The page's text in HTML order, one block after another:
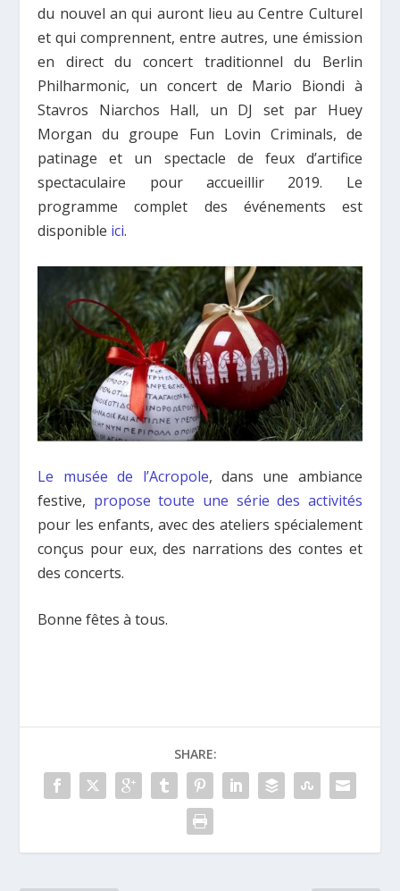
du nouvel an qui auront lieu au Centre Culturel
et qui comprennent, entre autres, une émission
en direct du concert traditionnel du Berlin
Philharmonic, un concert de Mario Biondi à
Stavros Niarchos Hall, un DJ set par Huey
Morgan du groupe Fun Lovin Criminals, de
patinage et un spectacle de feux d’artifice
spectaculaire pour accueillir 2019. Le
programme complet des événements est
disponible ici.
Le musée de l’Acropole, dans une ambiance
festive, propose toute une série des activités
pour les enfants, avec des ateliers spécialement
conçus pour eux, des narrations des contes et
des concerts.
Bonne fêtes à tous.
SHARE: